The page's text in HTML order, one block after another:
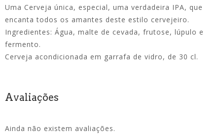
Uma Cerveja única, especial, uma verdadeira IPA, que
encanta todos os amantes deste estilo cervejeiro.
Ingredientes: Água, malte de cevada, frutose, lúpulo e
fermento.
Cerveja acondicionada em garrafa de vidro, de 30 cl.
Avaliações
Ainda não existem avaliações.